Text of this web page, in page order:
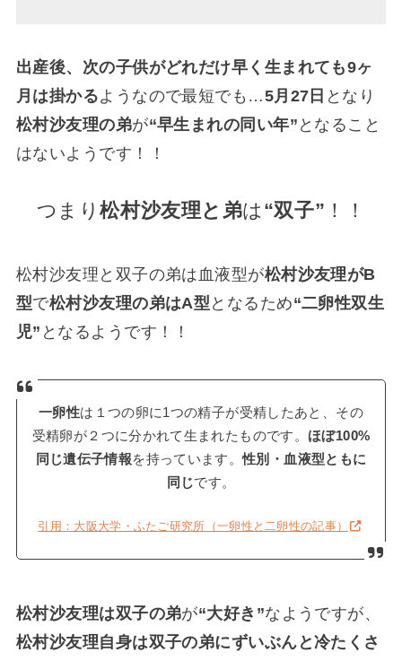
出産後、次の子供がどれだけ早く生まれても9ヶ
月は掛かるようなので最短でも…5月27日 となり
松村沙友理の弟が“早生まれの同い年” となること
はないようです！！
つまり松村沙友理と弟は “双子” ！！
松村沙友理と双子の弟は血液型が松村沙友理がB
型で松村沙友理の弟はA型 となるため“二卵性双生
児” となるようです！！
一卵性は１つの卵に1つの精子が受精したあと、その
受精卵が２つに分かれて生まれたものです。ほぼ100%
同じ遺伝子情報を持っています。性別・血液型ともに
同じです。
引用：大阪大学・ふたご研究所（一卵性と二卵性の記事）
松村沙友理は双子の弟が“大好き”なようですが、
松村沙友理自身は双子の弟にずいぶんと冷たくさ